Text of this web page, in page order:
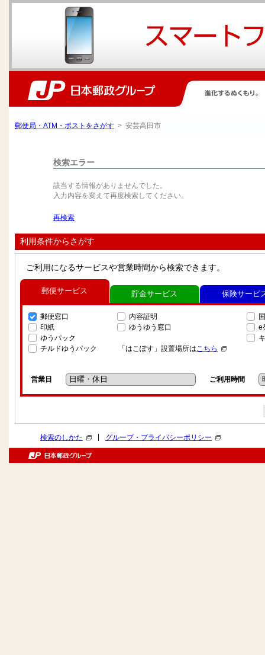
郵便局・ATM・ポストをさがす > 安芸高田市
検索エラー
該当する情報がありませんでした。
入力内容を変えて再度検索してください。
再検索
利用条件からさがす
ご利用になるサービスや営業時間から検索できます。
郵便サービス
郵便窓口
印紙
ゆうパック
チルドゆうパック
内容証明
ゆうゆう窓口
「はこぽす」設置場所はこちら
e
営業日 ご利用時間
貯金サービス 保険サービ
検索のしかた グループ・プライバシーポリシー